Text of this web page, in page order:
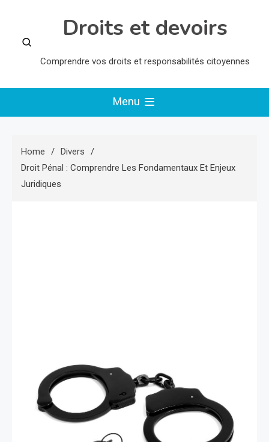
content
Droits et devoirs
Comprendre vos droits et responsabilités citoyennes
Menu
Home
Divers
Droit Pénal : Comprendre Les Fondamentaux Et Enjeux
Juridiques